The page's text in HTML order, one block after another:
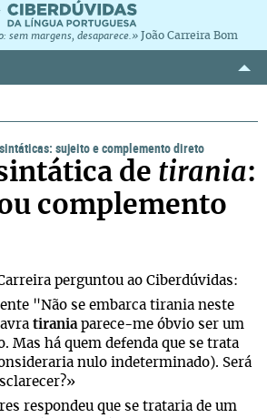
sem margens, desaparece.» João Carreira Bom
sujeito e complemento direto
de tirania:
complemento
perguntou ao Ciberdúvidas:
"Não se embarca tirania neste
tiraniaparece-me óbvio ser um
Mas há quem defenda que se trata
nulo indeterminado). Será
respondeu que se trataria de um